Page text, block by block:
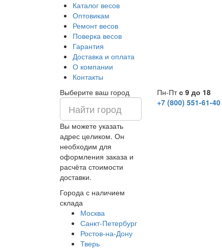
Каталог весов
Оптовикам
Ремонт весов
Поверка весов
Гарантия
Доставка и оплата
О компании
Контакты
Выберите ваш город
Вы можете указать
адрес целиком. Он
необходим для
оформления заказа и
расчёта стоимости
доставки.
Города с наличием
склада
Москва
Санкт-Петербург
Ростов-на-Дону
Тверь
Пн-Птс 9 до 18
+7 (800) 551-61-40